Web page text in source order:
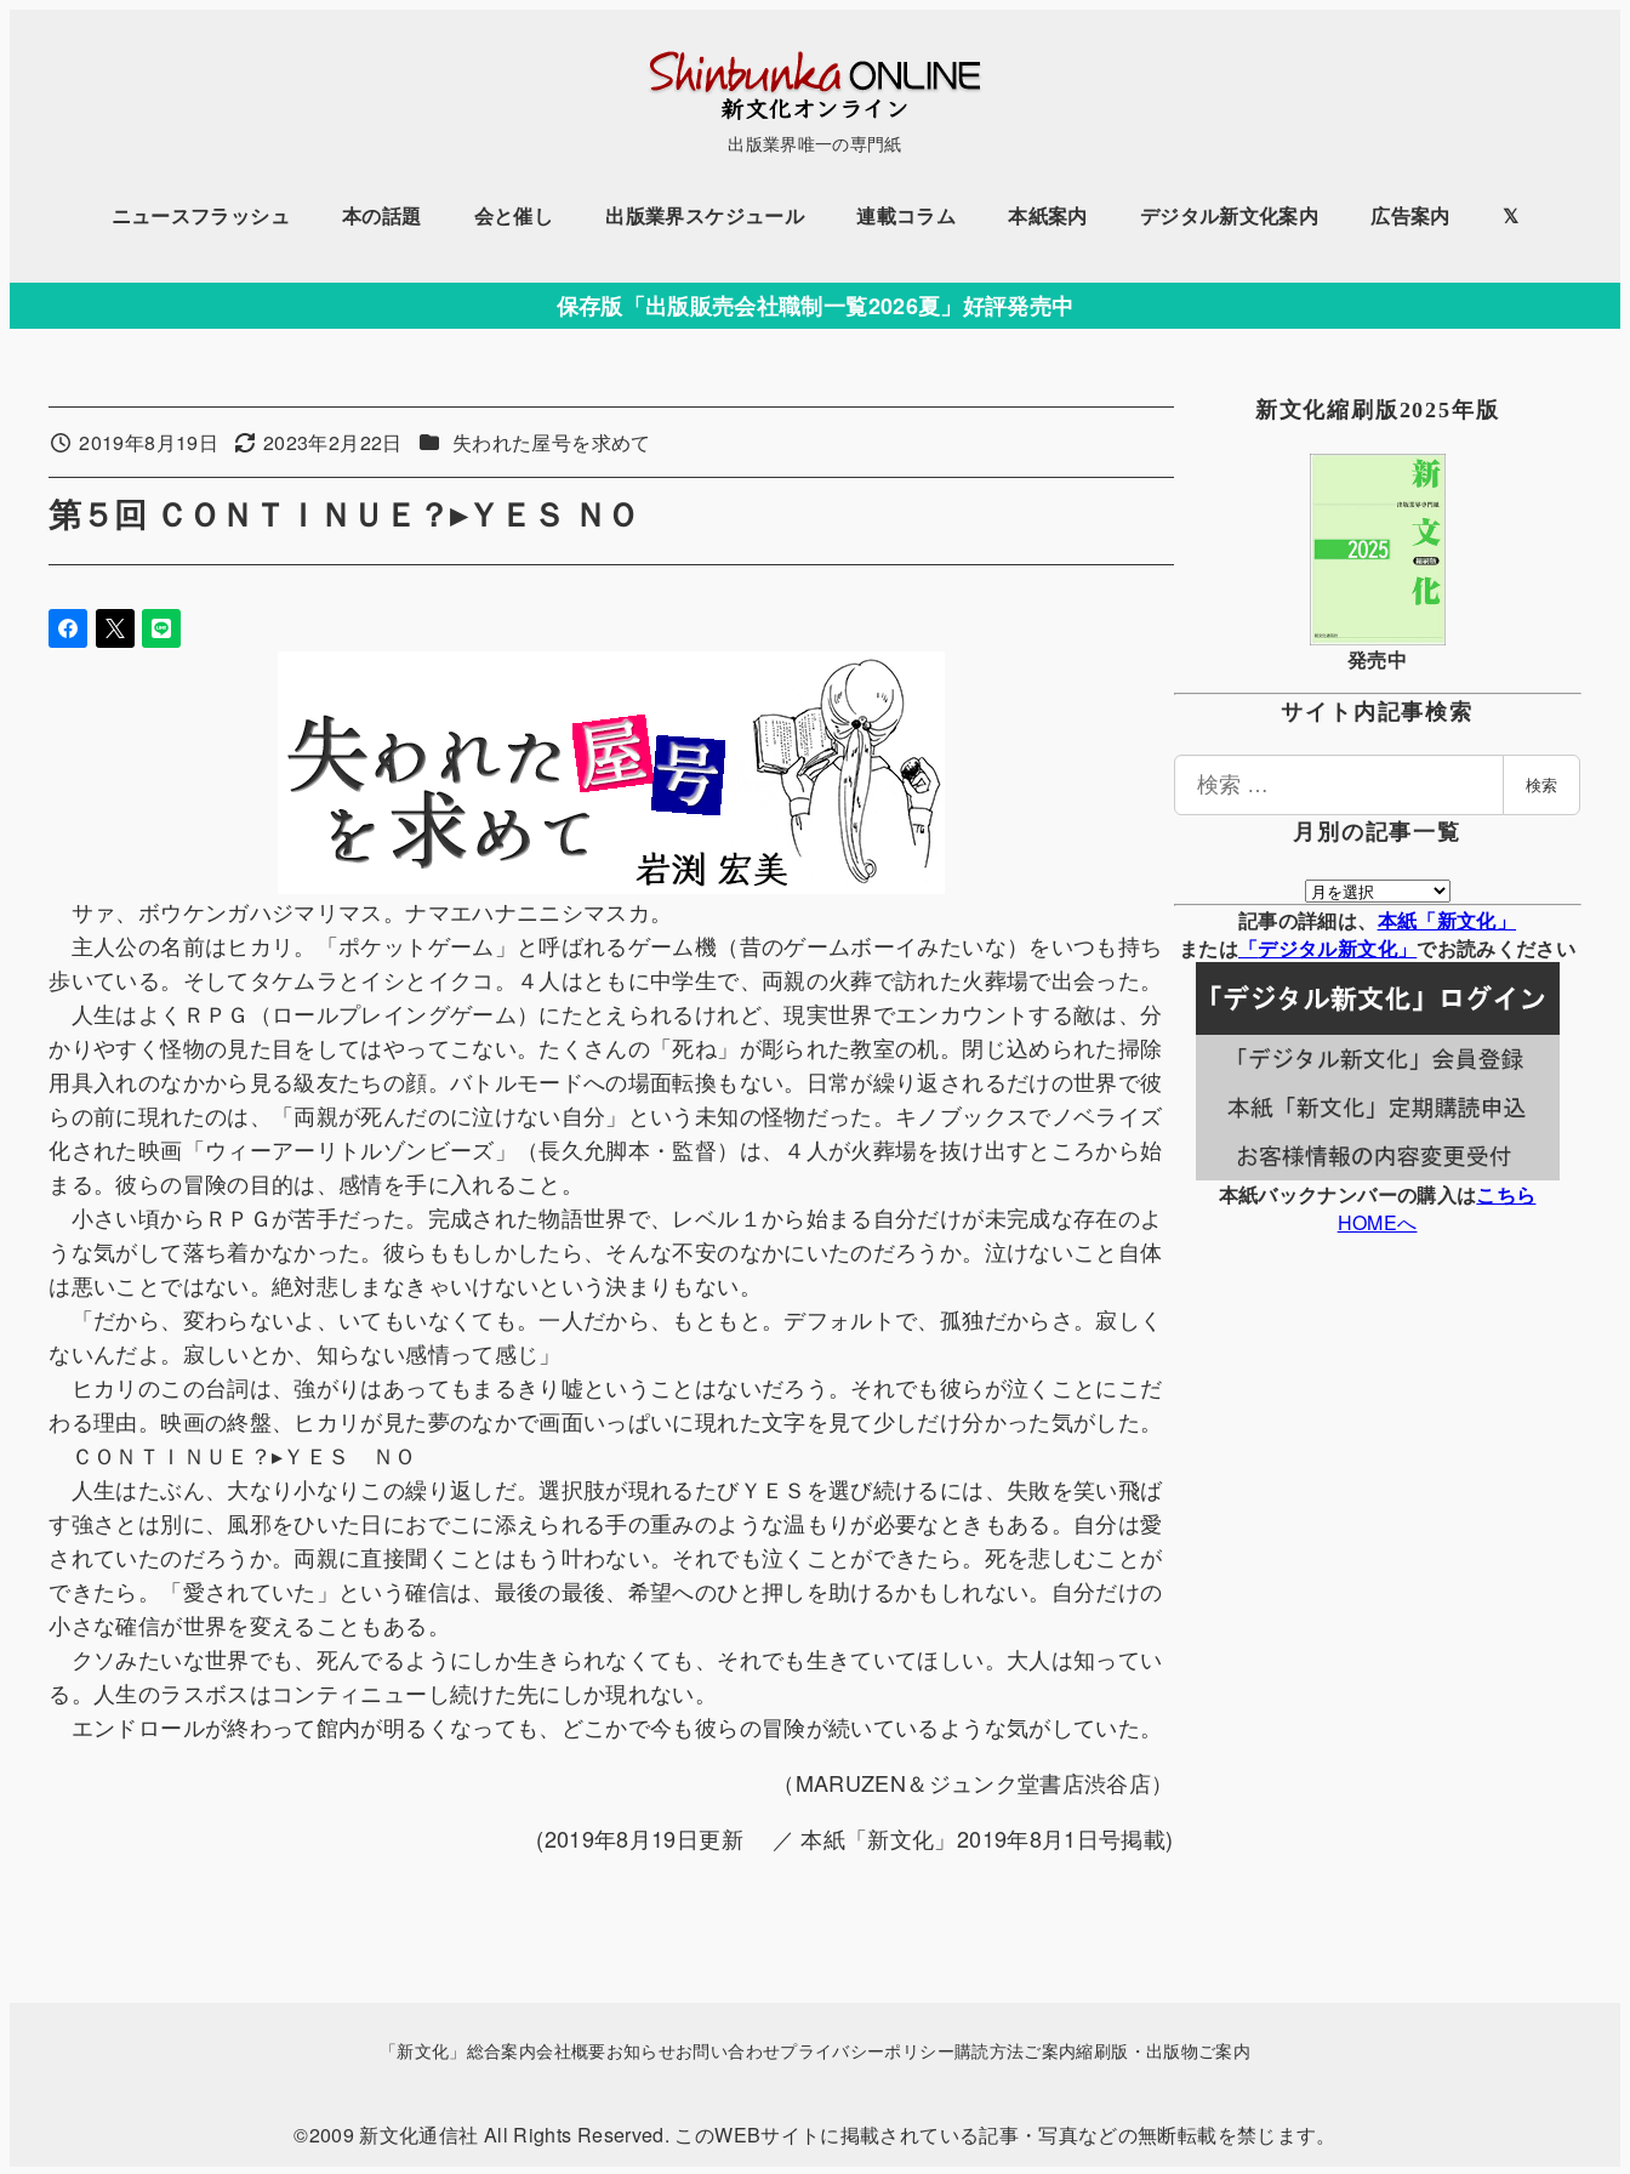
移
出版業界唯一の専門紙
ニュースフラッシュ 本の話題 会と催し 出版業界スケジュール 連載コラム 本紙案内 デジタル新文化案内 広告案内 𝕏
保存版「出版販売会社職制一覧2026夏」好評発売中
第５回 ＣＯＮＴＩＮＵＥ？▸ＹＥＳ ＮＯ
投稿日2019年8月19日 更新日2023年2月22日 カテゴリー
失われた屋号を求めて
サァ、ボウケンガハジマリマス。ナマエハナニニシマスカ。
主人公の名前はヒカリ。「ポケットゲーム」と呼ばれるゲーム機（昔のゲームボーイみたいな）をいつも持ち
歩いている。そしてタケムラとイシとイクコ。４人はともに中学生で、両親の火葬で訪れた火葬場で出会った。
人生はよくＲＰＧ（ロールプレイングゲーム）にたとえられるけれど、現実世界でエンカウントする敵は、分
かりやすく怪物の見た目をしてはやってこない。たくさんの「死ね」が彫られた教室の机。閉じ込められた掃除
用具入れのなかから見る級友たちの顔。バトルモードへの場面転換もない。日常が繰り返されるだけの世界で彼
らの前に現れたのは、「両親が死んだのに泣けない自分」という未知の怪物だった。キノブックスでノベライズ
化された映画「ウィーアーリトルゾンビーズ」（長久允脚本・監督）は、４人が火葬場を抜け出すところから始
まる。彼らの冒険の目的は、感情を手に入れること。
小さい頃からＲＰＧが苦手だった。完成された物語世界で、レベル１から始まる自分だけが未完成な存在のよ
うな気がして落ち着かなかった。彼らももしかしたら、そんな不安のなかにいたのだろうか。泣けないこと自体
は悪いことではない。絶対悲しまなきゃいけないという決まりもない。
「だから、変わらないよ、いてもいなくても。一人だから、もともと。デフォルトで、孤独だからさ。寂しく
ないんだよ。寂しいとか、知らない感情って感じ」
ヒカリのこの台詞は、強がりはあってもまるきり嘘ということはないだろう。それでも彼らが泣くことにこだ
わる理由。映画の終盤、ヒカリが見た夢のなかで画面いっぱいに現れた文字を見て少しだけ分かった気がした。
ＣＯＮＴＩＮＵＥ？▸ＹＥＳ ＮＯ
人生はたぶん、大なり小なりこの繰り返しだ。選択肢が現れるたびＹＥＳを選び続けるには、失敗を笑い飛ば
す強さとは別に、風邪をひいた日におでこに添えられる手の重みのような温もりが必要なときもある。自分は愛
されていたのだろうか。両親に直接聞くことはもう叶わない。それでも泣くことができたら。死を悲しむことが
できたら。「愛されていた」という確信は、最後の最後、希望へのひと押しを助けるかもしれない。自分だけの
小さな確信が世界を変えることもある。
クソみたいな世界でも、死んでるようにしか生きられなくても、それでも生きていてほしい。大人は知ってい
る。人生のラスボスはコンティニューし続けた先にしか現れない。
エンドロールが終わって館内が明るくなっても、どこかで今も彼らの冒険が続いているような気がしていた。
（MARUZEN＆ジュンク堂書店渋谷店）
(2019年8月19日更新 ／ 本紙「新文化」2019年8月1日号掲載)
新文化縮刷版2025年版
発売中
サイト内記事検索
検
検索
月別の記事一覧
月
別
の
事
一
覧
記事の詳細は、 本紙「新文化」
または 「デジタル新文化」でお読みください
本紙バックナンバーの購入はこちら
HOMEへ
「新文化」総合案内会社概要お知らせお問い合わせプライバシーポリシー購読方法ご案内縮刷版・出版物ご案内
©2009 新文化通信社 All Rights Reserved. このWEBサイトに掲載されている記事・写真などの無断転載を禁じます。